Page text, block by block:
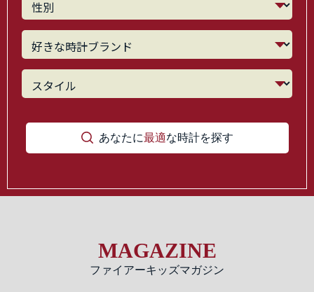
あなたに最適な時計を探す
MAGAZINE
ファイアーキッズマガジン